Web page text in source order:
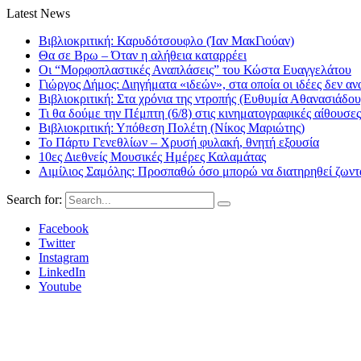
Latest News
Βιβλιοκριτική: Καρυδότσουφλο (Ίαν ΜακΓιούαν)
Θα σε Βρω – Όταν η αλήθεια καταρρέει
Οι “Μορφοπλαστικές Αναπλάσεις” του Κώστα Ευαγγελάτου
Γιώργος Δήμος: Διηγήματα «ιδεών», στα οποία οι ιδέες δεν
Βιβλιοκριτική: Στα χρόνια της ντροπής (Ευθυμία
Τι θα δούμε την Πέμπτη (6/8) στις κινηματογραφικές αίθουσες
Βιβλιοκριτική: Υπόθεση Πολέτη (Νίκος Μαριώτης)
Το Πάρτυ Γενεθλίων – Χρυσή φυλακή, θνητή εξουσία
10ες Διεθνείς Μουσικές Ημέρες Καλαμάτας
Αιμίλιος Σαμόλης: Προσπαθώ όσο μπορώ να διατηρηθεί
Search for:
Facebook
Twitter
Instagram
LinkedIn
Youtube